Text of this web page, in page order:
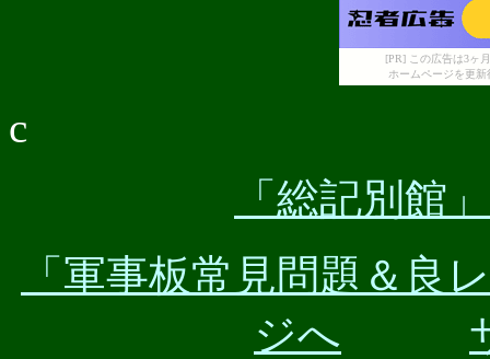
[PR] この広告は3ヶ
ホームページを更
c
「総記別館
「軍事板常見問題＆良
ジへ